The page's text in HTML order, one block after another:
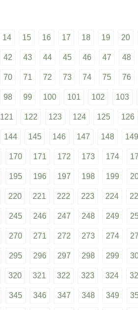
14 15 16 17 18 19 20
42 43 44 45 46 47 48
70 71 72 73 74 75 76
98 99 100 101 102 103
121 122 123 124 125 126
144 145 146 147 148 149
170 171 172 173 174
195 196 197 198 199
220 221 222 223 224
245 246 247 248 249
270 271 272 273 274
295 296 297 298 299
320 321 322 323 324
345 346 347 348 349